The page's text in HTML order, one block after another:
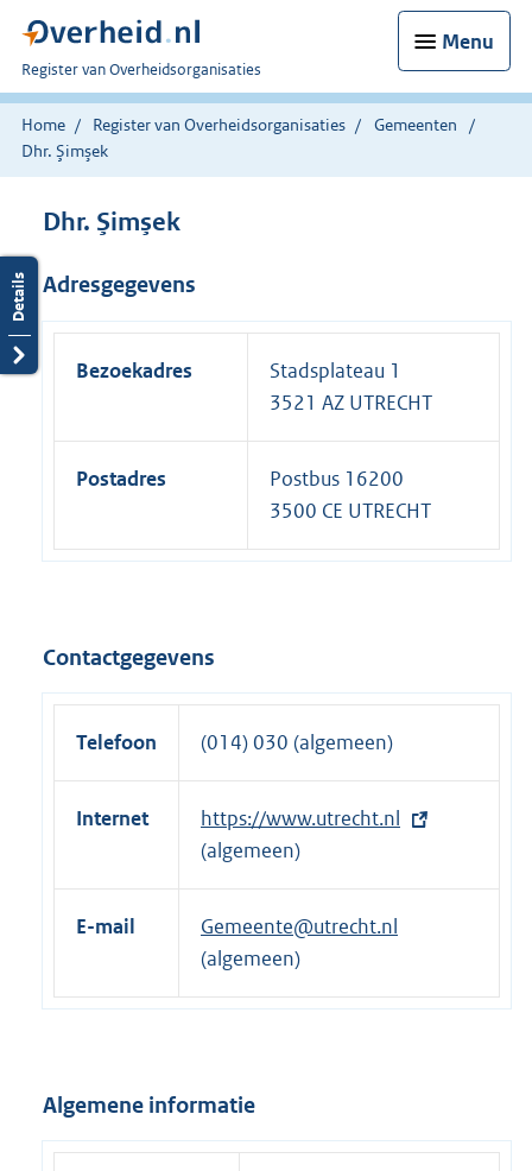
Menu
U
bent
nu
hier:
Register van Overheidsorganisaties
Home Register van Overheidsorganisaties
Gemeenten
Dhr. Şimşek
Dhr. Şimşek
Adresgegevens
Bezoekadres
Stadsplateau 1
3521 AZ UTRECHT
Postadres
Postbus 16200
3500 CE UTRECHT
Contactgegevens
Telefoon (014) 030 (algemeen)
Internet
E
x
t
e
r
e
n
k
https://www.utrecht.nl
(algemeen)
E-mail
Gemeente@utrecht.nl
(algemeen)
Algemene informatie